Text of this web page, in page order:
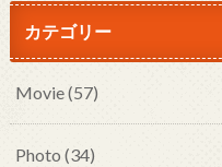
カテゴリー
Movie(57)
Photo (34)